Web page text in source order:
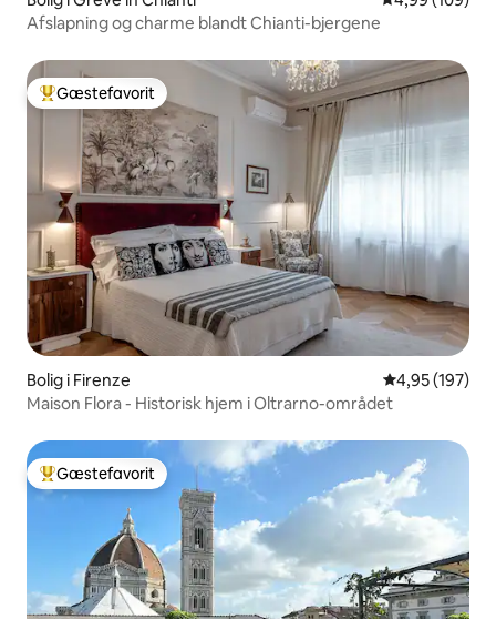
Afslapning og charme blandt Chianti-bjergene
Bedste gæstefavorit
Gæstefavorit
Bolig i Firenze 4,95 ud af 5 i
4,95 (197)
Maison Flora - Historisk hjem i Oltrarno-området
Bedste gæstefavorit
Gæstefavorit